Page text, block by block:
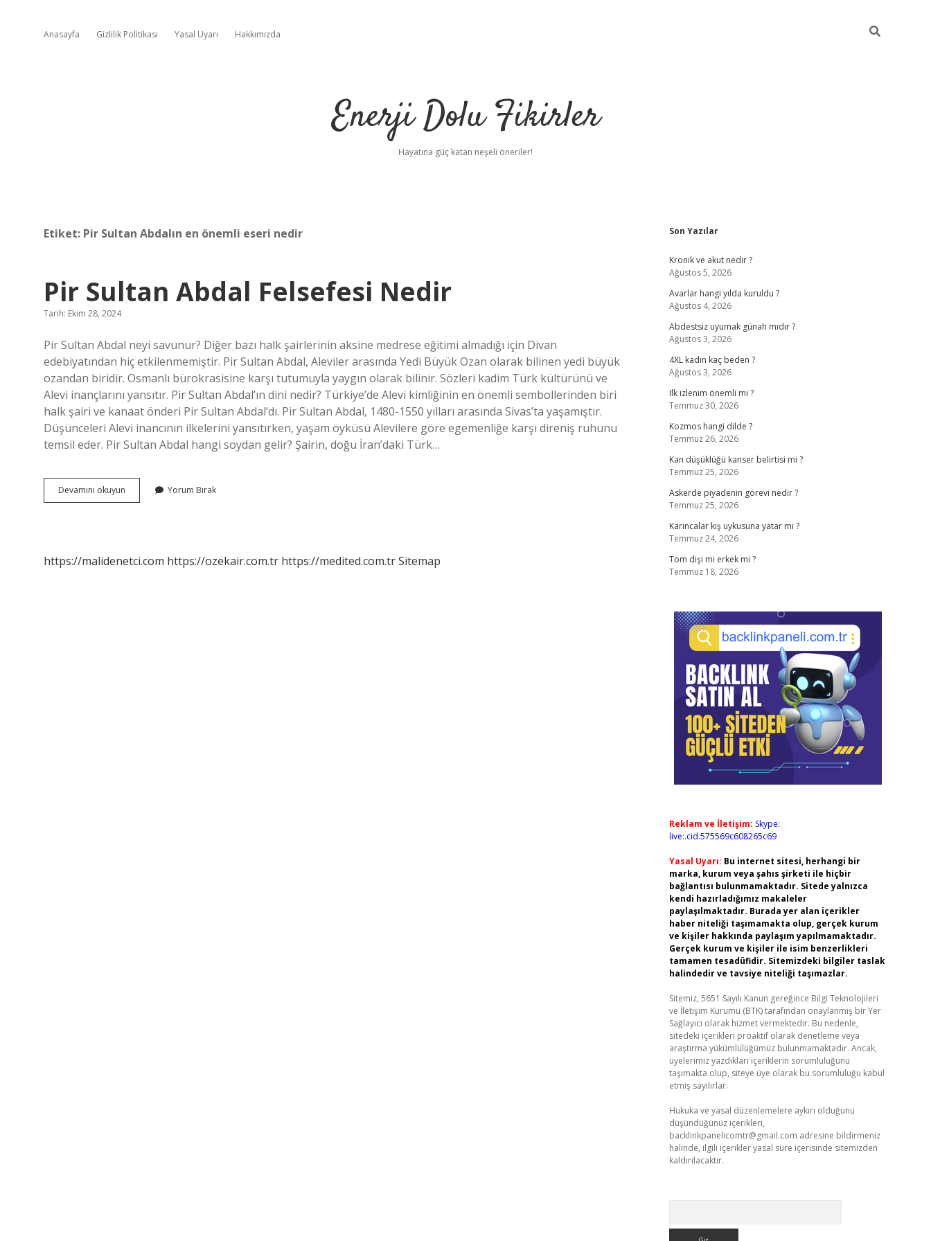
Anasayfa Gizlilik Politikası Yasal Uyarı Hakkımızda
Enerji Dolu Fikirler
Hayatına güç katan neşeli öneriler!
Etiket: Pir Sultan Abdalın en önemli eseri nedir
Pir Sultan Abdal Felsefesi Nedir
Tarih: Ekim 28, 2024
Pir Sultan Abdal neyi savunur? Diğer bazı halk şairlerinin aksine medrese eğitimi almadığı için Divan
edebiyatından hiç etkilenmemiştir. Pir Sultan Abdal, Aleviler arasında Yedi Büyük Ozan olarak bilinen yedi büyük
ozandan biridir. Osmanlı bürokrasisine karşı tutumuyla yaygın olarak bilinir. Sözleri kadim Türk kültürünü ve
Alevi inançlarını yansıtır. Pir Sultan Abdal’ın dini nedir? Türkiye’de Alevi kimliğinin en önemli sembollerinden biri
halk şairi ve kanaat önderi Pir Sultan Abdal’dı. Pir Sultan Abdal, 1480-1550 yılları arasında Sivas’ta yaşamıştır.
Düşünceleri Alevi inancının ilkelerini yansıtırken, yaşam öyküsü Alevilere göre egemenliğe karşı direniş ruhunu
temsil eder. Pir Sultan Abdal hangi soydan gelir? Şairin, doğu İran’daki Türk…
Devamını okuyun
Sultan
Yorum Bırak
https://malidenetci.com https://ozekair.com.tr https://medited.com.trSitemap
Sidebar
Son Yazılar
Kronik ve akut nedir ?
Ağustos 5, 2026
Avarlar hangi yılda kuruldu ?
Ağustos 4, 2026
Abdestsiz uyumak günah mıdır ?
Ağustos 3, 2026
4XL kadın kaç beden ?
Ağustos 3, 2026
Ilk izlenim önemli mi ?
Temmuz 30, 2026
Kozmos hangi dilde ?
Temmuz 26, 2026
Kan düşüklüğü kanser belirtisi mi ?
Temmuz 25, 2026
Askerde piyadenin görevi nedir ?
Temmuz 25, 2026
Karıncalar kış uykusuna yatar mı ?
Temmuz 24, 2026
Tom dişi mi erkek mi ?
Temmuz 18, 2026
Reklam ve İletişim: Skype:
live:.cid.575569c608265c69
Yasal Uyarı: Bu internet sitesi, herhangi bir
marka, kurum veya şahıs şirketi ile hiçbir
bağlantısı bulunmamaktadır. Sitede yalnızca
kendi hazırladığımız makaleler
paylaşılmaktadır. Burada yer alan içerikler
haber niteliği taşımamakta olup, gerçek kurum
ve kişiler hakkında paylaşım yapılmamaktadır.
Gerçek kurum ve kişiler ile isim benzerlikleri
tamamen tesadüfidir. Sitemizdeki bilgiler taslak
halindedir ve tavsiye niteliği taşımazlar.
Sitemiz, 5651 Sayılı Kanun gereğince Bilgi Teknolojileri
ve İletişim Kurumu (BTK) tarafından onaylanmış bir Yer
Sağlayıcı olarak hizmet vermektedir. Bu nedenle,
sitedeki içerikleri proaktif olarak denetleme veya
araştırma yükümlülüğümüz bulunmamaktadır. Ancak,
üyelerimiz yazdıkları içeriklerin sorumluluğunu
taşımakta olup, siteye üye olarak bu sorumluluğu kabul
etmiş sayılırlar.
Hukuka ve yasal düzenlemelere aykırı olduğunu
düşündüğünüz içerikleri,
backlinkpanelicomtr@gmail.com adresine bildirmeniz
halinde, ilgili içerikler yasal süre içerisinde sitemizden
kaldırılacaktır.